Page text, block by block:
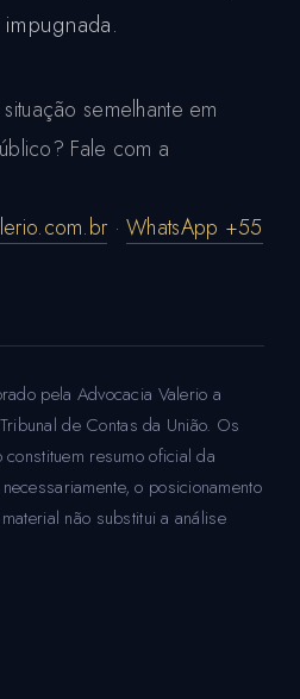
semelhante em
Fale com a
·WhatsApp +55
pela Advocacia Valerio a
de Contas da União. Os
resumo oficial da
o posicionamento
não substitui a análise